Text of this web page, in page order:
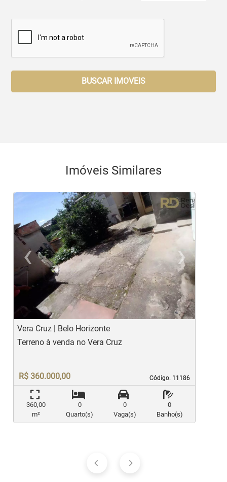
BUSCAR IMOVEIS
Imóveis Similares
‹
Previous
›
Vera Cruz | Belo Horizonte
Código. 11186
Código. 11186
Terreno à venda no Vera Cruz
R$ 360.000,00
360,00
m²
0
Quarto(s)
0
Vaga(s)
0
Banho(s)